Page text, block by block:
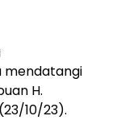
mendatangi
H.
10/23).